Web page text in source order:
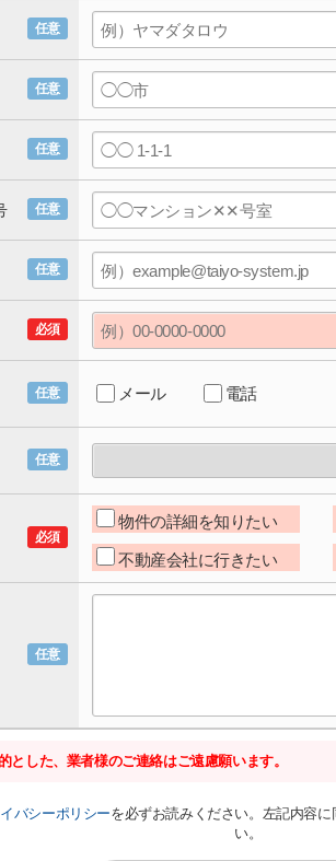
任意
任意
任意
任意
任意
必須
任意 メール 電話
任意
必須
物件の詳細を知りたい
不動産会社に行きたい
任意
とした、業者様のご連絡はご遠慮願います。
バシーポリシーを必ずお読みください。左記内容
い。